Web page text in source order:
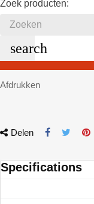
Zoek producten:
search
Afdrukken
Delen
Specifications